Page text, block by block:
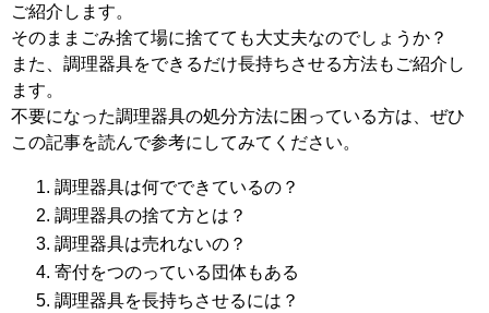
ご紹介します。
そのままごみ捨て場に捨てても大丈夫なのでしょうか？
また、調理器具をできるだけ長持ちさせる方法もご紹介し
ます。
不要になった調理器具の処分方法に困っている方は、ぜひ
この記事を読んで参考にしてみてください。
調理器具は何でできているの？
調理器具の捨て方とは？
調理器具は売れないの？
寄付をつのっている団体もある
調理器具を長持ちさせるには？